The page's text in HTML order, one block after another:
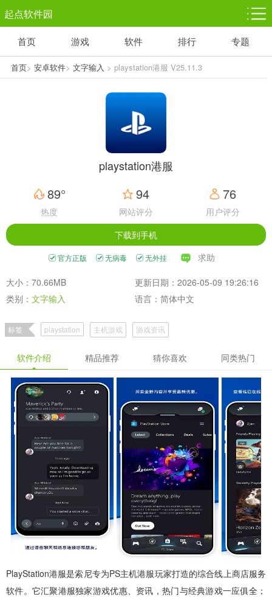
起点软件园
塔防游戏
1千+款游戏
休闲益智
1万+款游戏
体育竞技
5百+款游戏
赛车竞速
3百+款游戏
首页 游戏 软件 排行 专题
首页> 安卓软件> 文字输入 > playstation港服 V25.11.3
playstation港服
89°
热度
94
网站评分
76
用户评分
下载到手机
官方正版 无病毒 无外挂 求助
大小：70.66MB
更新日期：2026-05-09 19:26:16
类别： 文字输入 语言：简体中文
标签 playstation 主机游戏 游戏资讯
软件介绍 精品推荐 猜你喜欢 同类热门
PlayStation港服是索尼专为PS主机港服玩家打造的综合线上商店服务
软件。它汇聚港服独家游戏优惠、资讯，热门与经典游戏一应俱全；